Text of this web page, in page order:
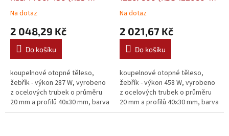
070045-00M10)
Na dotaz
2 048,29 Kč
Do košíku
koupelnové otopné těleso,
žebřík - výkon 287 W, vyrobeno
z ocelových trubek o průměru
20 mm a profilů 40x30 mm, barva
bílá
00-10)
Na dotaz
2 021,67 Kč
Do košíku
koupelnové otopné těleso,
žebřík - výkon 458 W, vyrobeno
z ocelových trubek o průměru
20 mm a profilů 40x30 mm, barva
bílá